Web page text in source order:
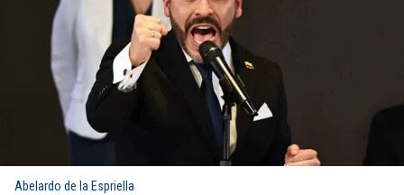
Abelardo de la Espriella